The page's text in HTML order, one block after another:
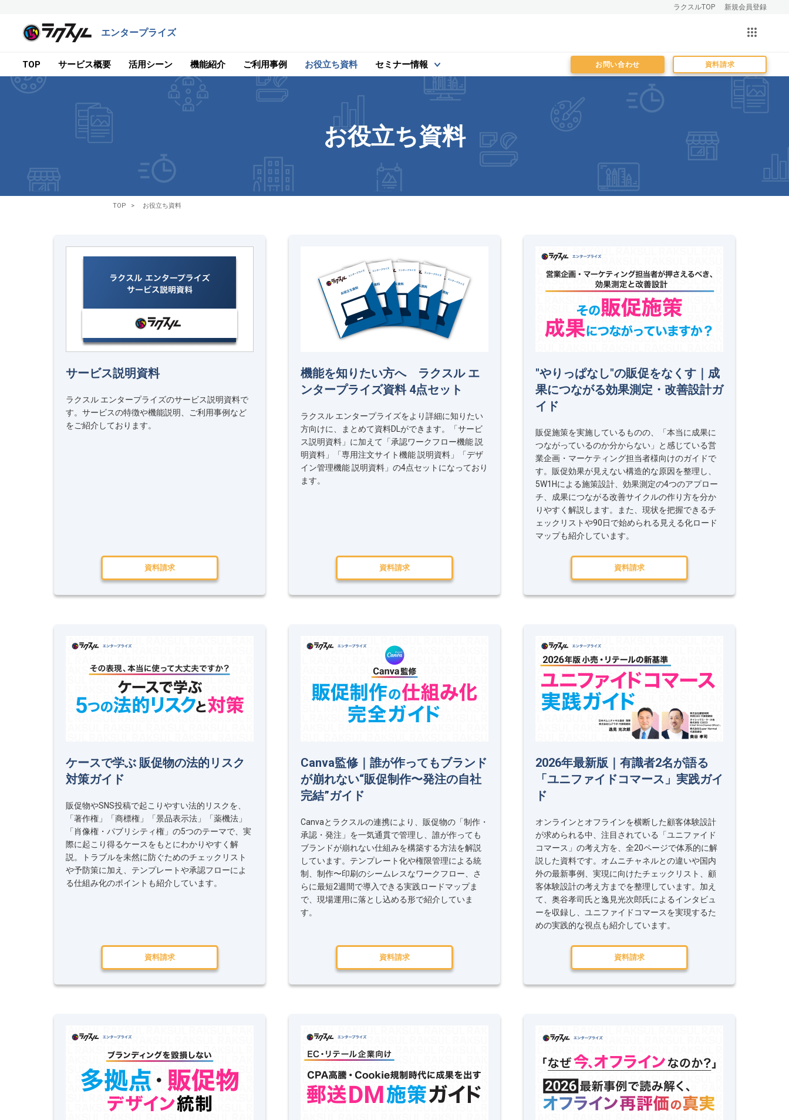
ラクスルTOP 新規会員登録
エンタープライズ
TOP サービス概要 活用シーン 機能紹介 ご利用事例 お役立ち資料 セミナー情報 お問い合わせ 資料請求
お役立ち資料
TOP お役立ち資料
サービス説明資料
ラクスル エンタープライズのサービス説明資料で
す。サービスの特徴や機能説明、ご利用事例など
をご紹介しております。
資料請求
機能を知りたい方へ ラクスル エ
ンタープライズ資料 4点セット
ラクスル エンタープライズをより詳細に知りたい
方向けに、まとめて資料DLができます。「サービ
ス説明資料」に加えて「承認ワークフロー機能 説
明資料」「専用注文サイト機能 説明資料」「デザ
イン管理機能 説明資料」の4点セットになっており
ます。
資料請求
"やりっぱなし"の販促をなくす｜成
果につながる効果測定・改善設計ガ
イド
販促施策を実施しているものの、「本当に成果に
つながっているのか分からない」と感じている営
業企画・マーケティング担当者様向けのガイドで
す。販促効果が見えない構造的な原因を整理し、
5W1Hによる施策設計、効果測定の4つのアプロー
チ、成果につながる改善サイクルの作り方を分か
りやすく解説します。また、現状を把握できるチ
ェックリストや90日で始められる見える化ロード
マップも紹介しています。
資料請求
ケースで学ぶ 販促物の法的リスク
対策ガイド
販促物やSNS投稿で起こりやすい法的リスクを、
「著作権」「商標権」「景品表示法」「薬機法」
「肖像権・パブリシティ権」の5つのテーマで、実
際に起こり得るケースをもとにわかりやすく解
説。トラブルを未然に防ぐためのチェックリスト
や予防策に加え、テンプレートや承認フローによ
る仕組み化のポイントも紹介しています。
資料請求
Canva監修｜誰が作ってもブランド
が崩れない“販促制作〜発注の自社
完結”ガイド
Canvaとラクスルの連携により、販促物の「制作・
承認・発注」を一気通貫で管理し、誰が作っても
ブランドが崩れない仕組みを構築する方法を解説
しています。テンプレート化や権限管理による統
制、制作〜印刷のシームレスなワークフロー、さ
らに最短2週間で導入できる実践ロードマップま
で、現場運用に落とし込める形で紹介していま
す。
資料請求
2026年最新版｜有識者2名が語る
「ユニファイドコマース」実践ガイ
ド
オンラインとオフラインを横断した顧客体験設計
が求められる中、注目されている「ユニファイド
コマース」の考え方を、全20ページで体系的に解
説した資料です。オムニチャネルとの違いや国内
外の最新事例、実現に向けたチェックリスト、顧
客体験設計の考え方までを整理しています。加え
て、奥谷孝司氏と逸見光次郎氏によるインタビュ
ーを収録し、ユニファイドコマースを実現するた
めの実践的な視点も紹介しています。
資料請求